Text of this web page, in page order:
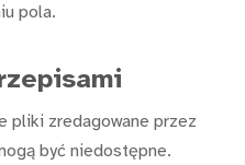
pola.
pliki zredagowane przez
być niedostępne.